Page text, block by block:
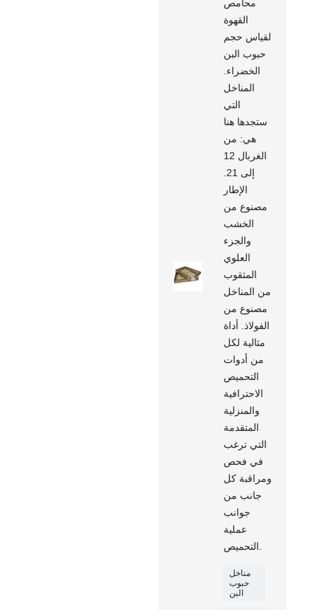
محامص
القهوة
لقياس حجم
حبوب البن
الخضراء.
المناخل
التي
ستجدها هنا
هي: من
الغربال 12
الإطار
مصنوع من
الخشب
والجزء
العلوي
المثقوب
من المناخل
مصنوع من
الفولاذ. أداة
مثالية لكل
من أدوات
التحميص
الاحترافية
والمنزلية
المتقدمة
التي ترغب
في فحص
ومراقبة كل
جانب من
جوانب
عملية
مناخل
حبوب
البن